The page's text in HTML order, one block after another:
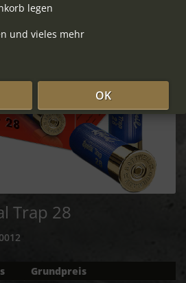
Trap 28
Grundpreis
legen
und vieles mehr
OK